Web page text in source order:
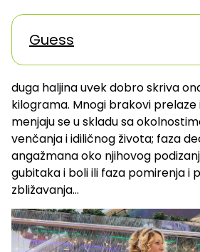
Guess
duga haljina uvek dobro skriva
kilograma. Mnogi brakovi prelaze
menjaju se u skladu sa
venčanja i idiličnog života; faza
angažmana oko njihovog
gubitaka i boli ili faza pomirenja i
zbližavanja…